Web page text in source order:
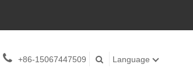
+86-15067447509 Language